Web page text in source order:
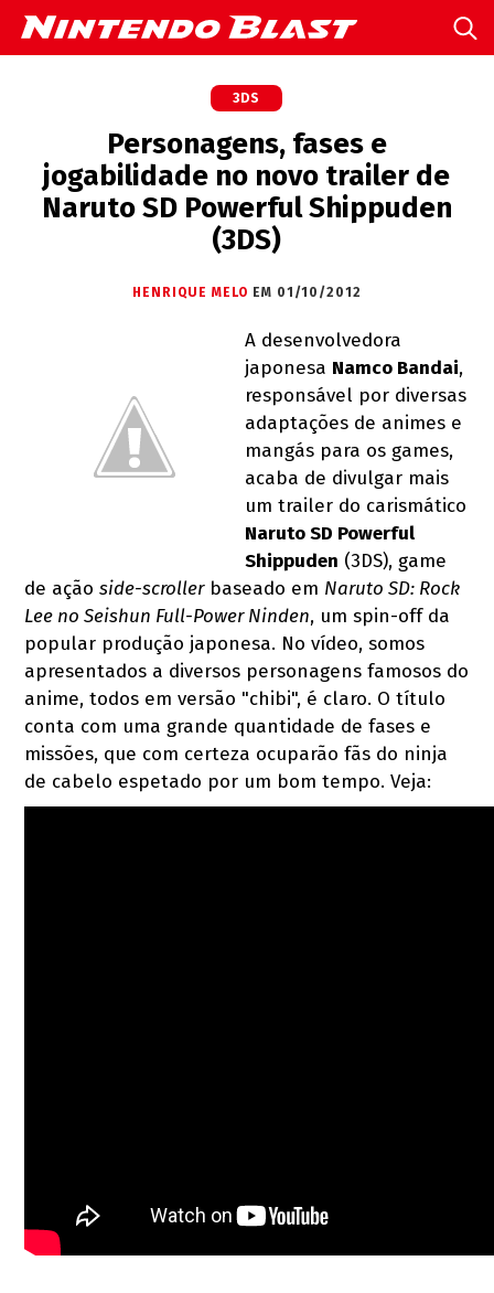
3DS
Personagens, fases e
jogabilidade no novo trailer de
Naruto SD Powerful Shippuden
(3DS)
HENRIQUE MELO EM 01/10/2012
A desenvolvedora
japonesa Namco Bandai,
responsável por diversas
adaptações de animes e
mangás para os games,
acaba de divulgar mais
um trailer do carismático
Naruto SD Powerful
Shippuden (3DS), game
de açãoside-scrollerbaseado em Naruto SD: Rock
Lee no Seishun Full-Power Ninden, um spin-off da
popular produção japonesa. No vídeo, somos
apresentados a diversos personagens famosos do
anime, todos em versão "chibi", é claro. O título
conta com uma grande quantidade de fases e
missões, que com certeza ocuparão fãs do ninja
de cabelo espetado por um bom tempo. Veja: